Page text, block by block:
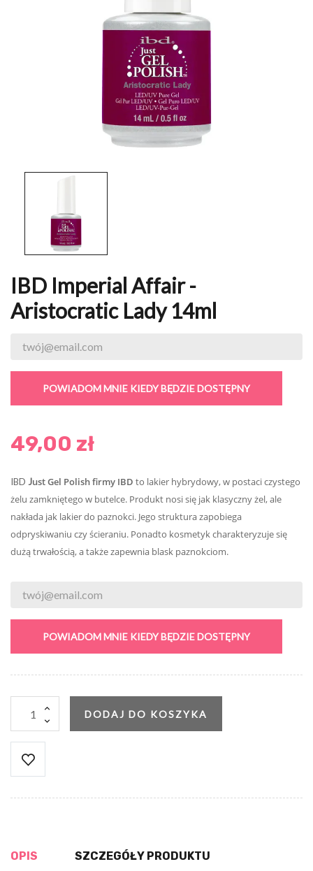
IBD Imperial Affair -
Aristocratic Lady 14ml
POWIADOM MNIE KIEDY BĘDZIE DOSTĘPNY
49,00 zł
IBD Just Gel Polish firmy IBD to lakier hybrydowy, w postaci czystego
żelu zamkniętego w butelce. Produkt nosi się jak klasyczny żel, ale
nakłada jak lakier do paznokci. Jego struktura zapobiega
odpryskiwaniu czy ścieraniu. Ponadto kosmetyk charakteryzuje się
dużą trwałością, a także zapewnia blask paznokciom.
POWIADOM MNIE KIEDY BĘDZIE DOSTĘPNY
DODAJ DO KOSZYKA
OPIS SZCZEGÓŁY PRODUKTU